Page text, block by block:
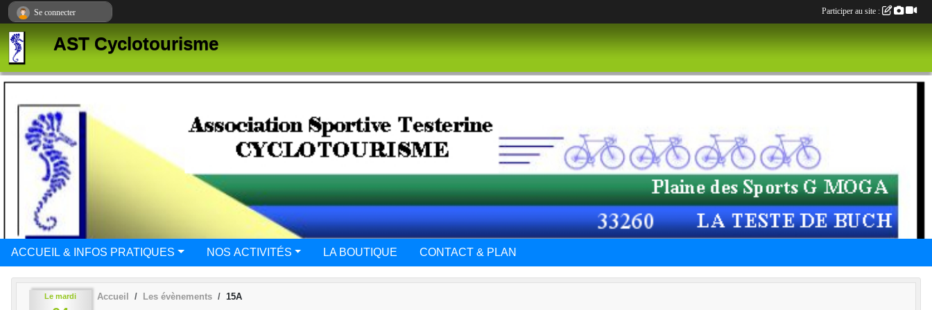
AST Cyclotourisme
ACCUEIL & INFOS PRATIQUES NOS ACTIVITÉS LA BOUTIQUE CONTACT & PLAN
Le mardi Accueil Les évènements 15A
Se connecter Participer au site :
Panneau de gestion des cookies